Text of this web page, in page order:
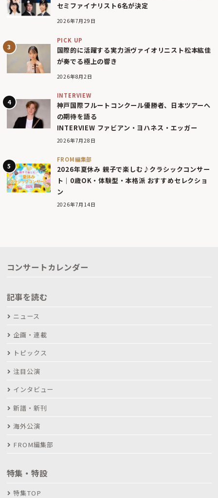
セミファイナリスト6名が決定
2026年7月29日
PICK UP
国際的に活躍する実力派ヴァイオリニスト松本紘佳
が奏でる極上の響き
2026年8月2日
INTERVIEW
神戸国際フルートコンクール優勝者、日本ツアーへ
の期待を語る
INTERVIEW ファビアン・ヨハネス・エッガー
2026年7月28日
FROM編集部
2026年夏休み 親子で楽しむ♪クラシックコンサー
ト｜0歳OK・体験型・本格派 おすすめセレクショ
ン
2026年7月14日
コンサートカレンダー
記事を読む
ニュース
企画・連載
トピックス
注目公演
インタビュー
新譜・新刊
海外公演
FROM編集部
特集・特設
特集TOP